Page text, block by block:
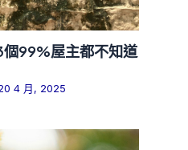
99%屋主都不知道
4 月, 2025